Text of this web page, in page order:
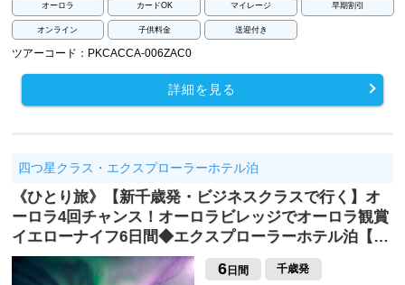
オーロラ カードOK マイレージ 早期割引
オンライン 子供料金 送迎付き
ツアーコード：PKCACCA-006ZAC0
詳細を見る
四つ星クラス・エクスプローラーホテル泊
《ひとり旅》【新千歳発・ビジネスクラスで行く】オ
ーロラ4回チャンス！オーロラビレッジでオーロラ観賞
イエローナイフ6日間◆エクスプローラーホテル泊【…
6日間 千歳発